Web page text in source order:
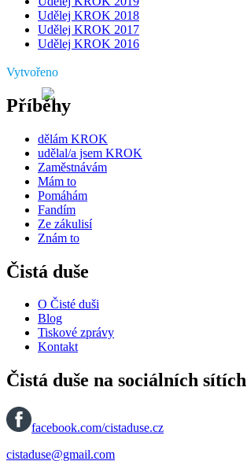
Udělej KROK 2018
Udělej KROK 2017
Udělej KROK 2016
Vytvořeno
Příběhy
dělám KROK
udělal/a jsem KROK
Zaměstnávám
Mám to
Pomáhám
Fandím
Ze zákulisí
Znám to
Čistá duše
O Čisté duši
Blog
Tiskové zprávy
Kontakt
Čistá duše na sociálních sítích
facebook.com/cistaduse.cz
cistaduse@gmail.com